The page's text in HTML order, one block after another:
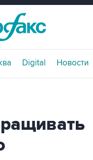
Digital Новости